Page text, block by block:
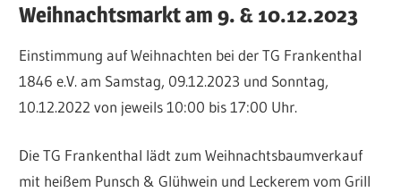
Weihnachtsmarkt am 9. & 10.12.2023
Einstimmung auf Weihnachten bei der TG Frankenthal
1846 e.V. am Samstag, 09.12.2023 und Sonntag,
10.12.2022 von jeweils 10:00 bis 17:00 Uhr.
Die TG Frankenthal lädt zum Weihnachtsbaumverkauf
mit heißem Punsch & Glühwein und Leckerem vom Grill